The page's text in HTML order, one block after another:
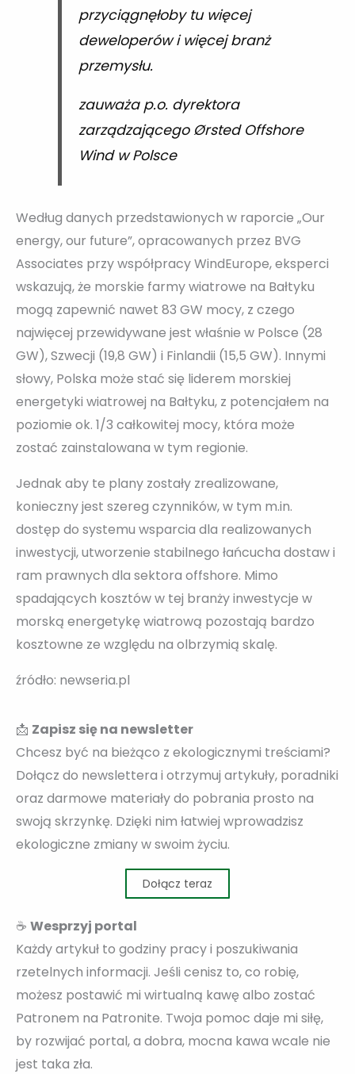
przyciągnęłoby tu więcej
deweloperów i więcej branż
przemysłu.
zauważa p.o. dyrektora
zarządzającego Ørsted Offshore
Wind w Polsce
Według danych przedstawionych w raporcie „Our
energy, our future”, opracowanych przez BVG
Associates przy współpracy WindEurope, eksperci
wskazują, że morskie farmy wiatrowe na Bałtyku
mogą zapewnić nawet 83 GW mocy, z czego
najwięcej przewidywane jest właśnie w Polsce (28
GW), Szwecji (19,8 GW) i Finlandii (15,5 GW). Innymi
słowy, Polska może stać się liderem morskiej
energetyki wiatrowej na Bałtyku, z potencjałem na
poziomie ok. 1/3 całkowitej mocy, która może
zostać zainstalowana w tym regionie.
Jednak aby te plany zostały zrealizowane,
konieczny jest szereg czynników, w tym m.in.
dostęp do systemu wsparcia dla realizowanych
inwestycji, utworzenie stabilnego łańcucha dostaw i
ram prawnych dla sektora offshore. Mimo
spadających kosztów w tej branży inwestycje w
morską energetykę wiatrową pozostają bardzo
kosztowne ze względu na olbrzymią skalę.
źródło: newseria.pl
📩 Zapisz się na newsletter
Chcesz być na bieżąco z ekologicznymi treściami?
Dołącz do newslettera i otrzymuj artykuły, poradniki
oraz darmowe materiały do pobrania prosto na
swoją skrzynkę. Dzięki nim łatwiej wprowadzisz
ekologiczne zmiany w swoim życiu.
Dołącz teraz
☕ Wesprzyj portal
Każdy artykuł to godziny pracy i poszukiwania
rzetelnych informacji. Jeśli cenisz to, co robię,
możesz postawić mi wirtualną kawę albo zostać
Patronem na Patronite. Twoja pomoc daje mi siłę,
by rozwijać portal, a dobra, mocna kawa wcale nie
jest taka zła.